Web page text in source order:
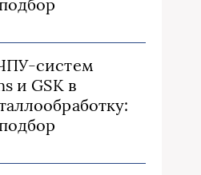
систем
и GSK в